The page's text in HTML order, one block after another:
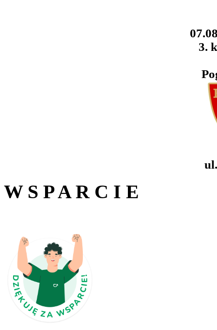
3.
W S P A R C I E